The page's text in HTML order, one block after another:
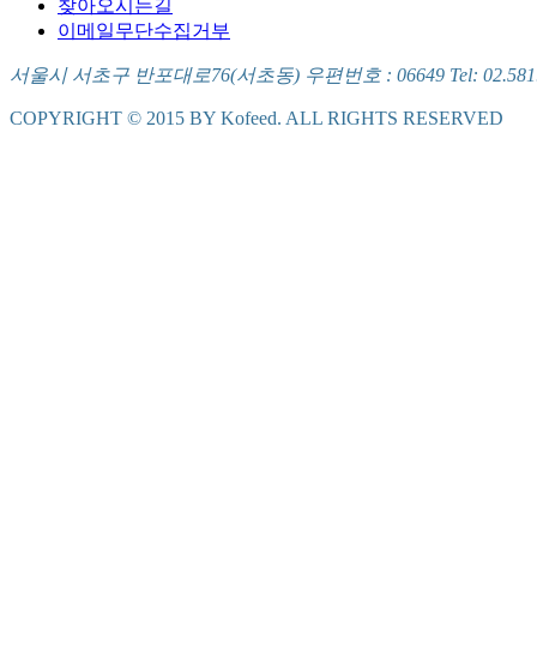
찾아오시는길
이메일무단수집거부
서울시 서초구 반포대로76(서초동) 우편번호 : 06649 Tel:
COPYRIGHT © 2015 BY Kofeed. ALL RIGHTS RESERVED